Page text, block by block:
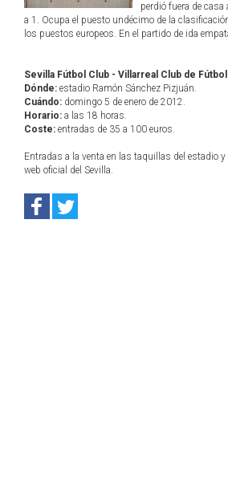
perdió fuera de
a 1. Ocupa el puesto undécimo de la
los puestos europeos. En el partido de ida
Sevilla Fútbol Club - Villarreal Club de Fútbol
Dónde: estadio Ramón Sánchez Pizjuán.
Cuándo: domingo 5 de enero de 2012.
Horario: a las 18 horas.
Coste: entradas de 35 a 100 euros.
Entradas a la venta en las taquillas del estadio y
web oficial del Sevilla.